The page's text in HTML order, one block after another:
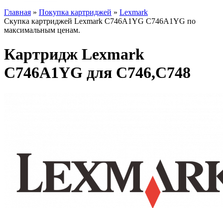
Главная » Покупка картриджей » Lexmark
Скупка картриджей Lexmark C746A1YG C746A1YG по
максимальным ценам.
Картридж Lexmark
C746A1YG для C746,C748